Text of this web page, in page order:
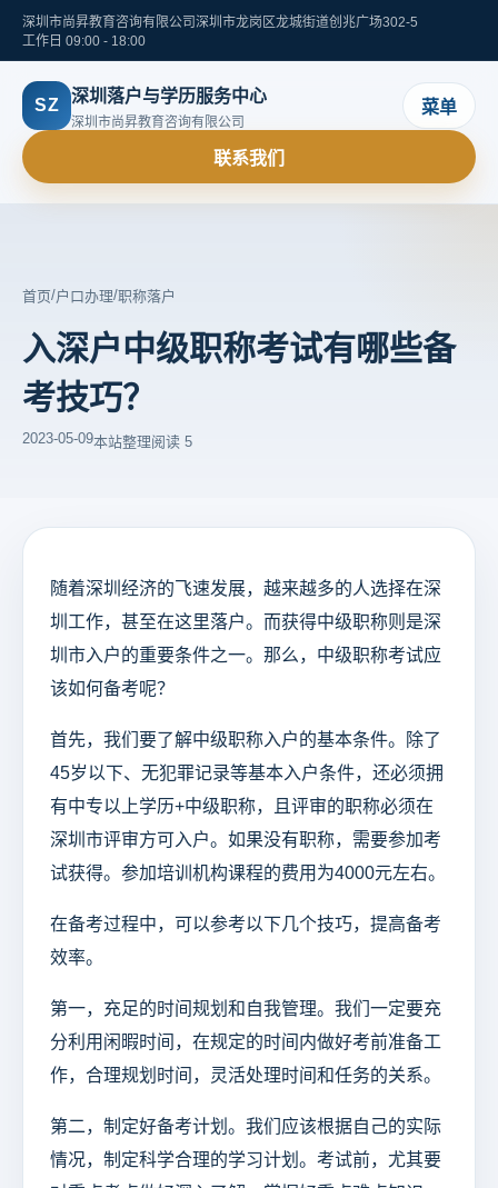
深圳市尚昇教育咨询有限公司 深圳市龙岗区龙城街道创兆广场302-5
工作日 09:00 - 18:00
SZ 深圳落户与学历服务中心
深圳市尚昇教育咨询有限公司
菜单
联系我们
首页/户口办理/职称落户
入深户中级职称考试有哪些备
考技巧？
2023-05-09本站整理阅读 5
随着深圳经济的飞速发展，越来越多的人选择在深
圳工作，甚至在这里落户。而获得中级职称则是深
圳市入户的重要条件之一。那么，中级职称考试应
该如何备考呢？
首先，我们要了解中级职称入户的基本条件。除了
45岁以下、无犯罪记录等基本入户条件，还必须拥
有中专以上学历+中级职称，且评审的职称必须在
深圳市评审方可入户。如果没有职称，需要参加考
试获得。参加培训机构课程的费用为4000元左右。
在备考过程中，可以参考以下几个技巧，提高备考
效率。
第一，充足的时间规划和自我管理。我们一定要充
分利用闲暇时间，在规定的时间内做好考前准备工
作，合理规划时间，灵活处理时间和任务的关系。
第二，制定好备考计划。我们应该根据自己的实际
情况，制定科学合理的学习计划。考试前，尤其要